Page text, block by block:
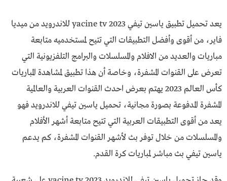
يعد تحميل تطبيق ياسين تيفي yacine tv 2023 للاندرويد من ميديا
فاير، من أقوى وأفضل التطبيقات التي تتيح لمستخدميه متابعة
مباريات والعديد من الافلام والمسلسلات والبرامج التلفزيونية التي
تعرض على القنوات المشفرة، وخاصة أن هذا تطبيق لمشاهدة المباريات
كأس العالم 2023 يهتم بعرض احدث القنوات العربية والعالمية
المشفرة المدفوعة بصورة مجانية، تحميل ياسين تيفي للاندرويد فهو
يعد من أقوى التطبيقات العربية التي تتيح متابعة أشهر الأفلام
والمسلسلات من خلال توفر بث لأشهر القنوات المشفرة، كم يدعم
ياسين تيفي بث مباشر لمباريات كرة القدم.